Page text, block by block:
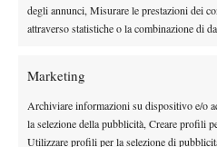
degli annunci, Misurare le prestazioni dei
attraverso statistiche o la combinazione di
Marketing
Archiviare informazioni su dispositivo e/o
la selezione della pubblicità, Creare profili
Utilizzare profili per la selezione di